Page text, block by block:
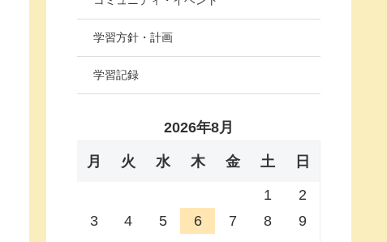
学習方針・計画
学習記録
2026年8月
月 火 水 木 金 土 日
1
2
3
4 5 6 7 8
9